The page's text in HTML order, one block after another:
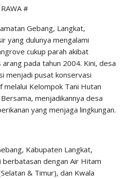
RAWA #
Gebang, Langkat,
yang dulunya mengalami
cukup parah akibat
pada tahun 2004. Kini, desa
menjadi pusat konservasi
Kelompok Tani Hutan
menjadikannya desa
yang menjaga lingkungan.
Kabupaten Langkat,
berbatasan dengan Air Hitam
& Timur), dan Kwala